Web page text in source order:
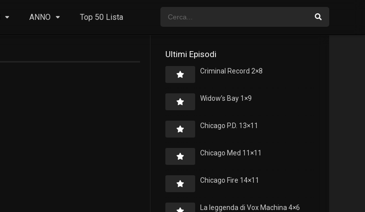
ANNO Top 50 Lista
Ultimi Episodi
Criminal Record 2×8
Widow’s Bay 1×9
Chicago P.D. 13×11
Chicago Med 11×11
Chicago Fire 14×11
La leggenda di Vox Machina 4×6